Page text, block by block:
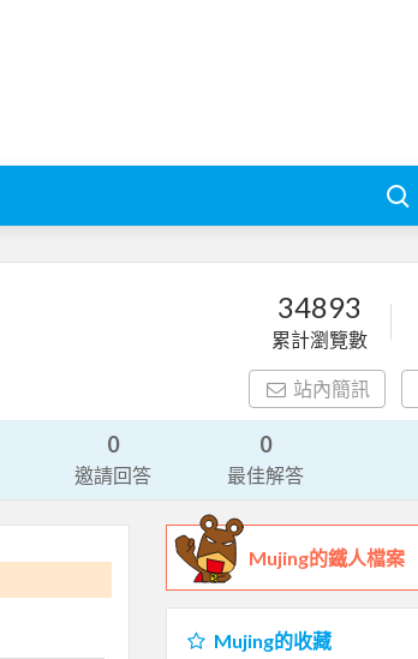
34893
累計瀏覽數
站內簡訊
0
邀請回答
0
最佳解答
Mujing的鐵人檔案
Mujing的收藏